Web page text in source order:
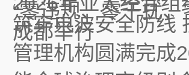
“零违规、零干扰、
成都举行
筑牢电波安全防
管理机构圆满完成